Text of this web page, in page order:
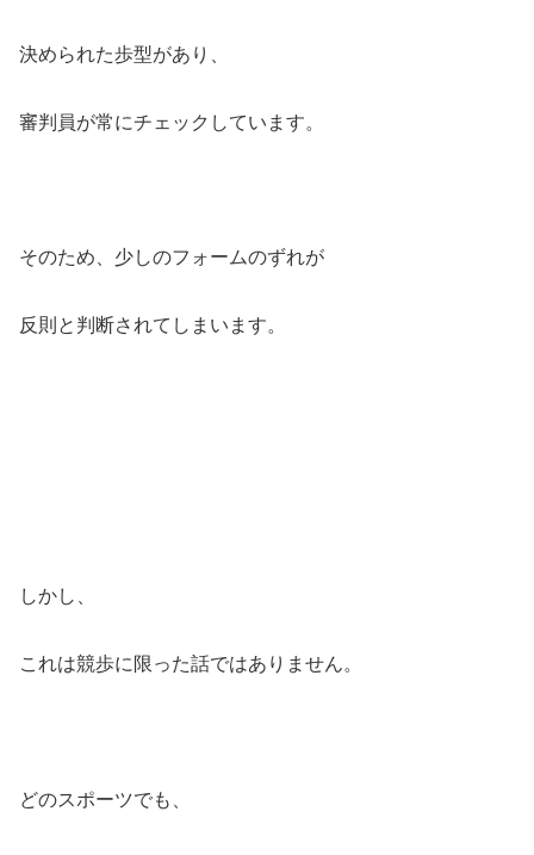
決められた歩型があり、
審判員が常にチェックしています。
そのため、少しのフォームのずれが
反則と判断されてしまいます。
しかし、
これは競歩に限った話ではありません。
どのスポーツでも、